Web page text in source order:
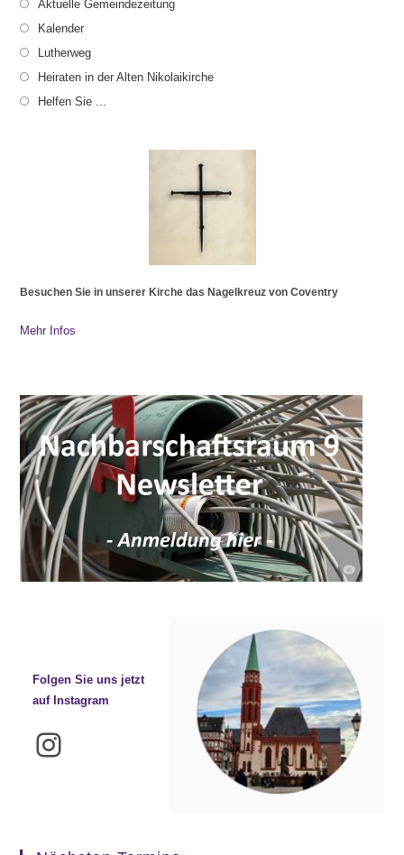
Aktuelle Gemeindezeitung
Kalender
Lutherweg
Heiraten in der Alten Nikolaikirche
Helfen Sie ...
Besuchen Sie in unserer Kirche das Nagelkreuz von Coventry
Mehr Infos
Folgen Sie uns jetzt
auf Instagram
Instagram